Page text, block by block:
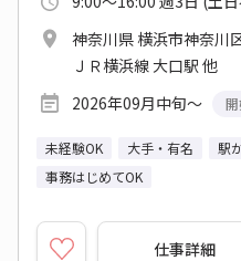
神奈川県 横浜市神奈川
ＪＲ横浜線 大口駅 他
2026年09月中旬～
未経験OK 大手・有名 駅
事務はじめてOK
仕事詳細